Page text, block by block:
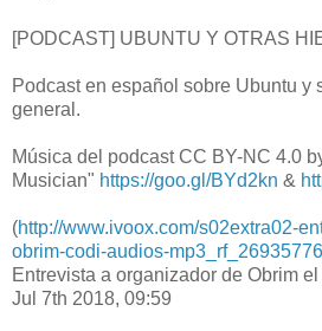
[PODCAST] UBUNTU Y OTRAS
Podcast en español sobre Ubuntu y
general.
Música del podcast CC BY-NC 4.0
Musician" https://goo.gl/BYd2kn &
(http://www.ivoox.com/s02extra02-
obrim-codi-audios-
Entrevista a organizador de Obrim
Jul 7th 2018, 09:59